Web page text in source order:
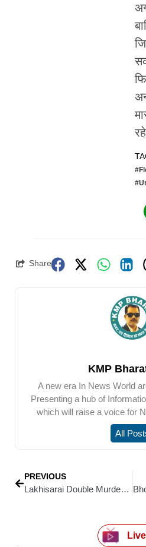
Share
KMP
A new era In News World
Presenting a hub of
which will raise a voice for
All
PREVIOUS
Lakhisarai Double Murder: मुख्य लाइनर उमाशंकर उर्फ पेट्रोल गिरफ्तार, पथुआ नरसंहार से भी जुड़ रहे तार